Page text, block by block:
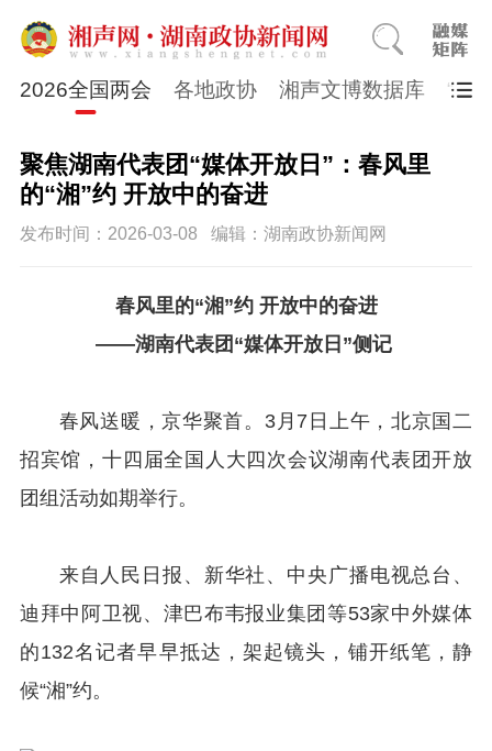
2026全国两会 各地政协 湘声文博数据库 “四
聚焦湖南代表团“媒体开放日”：春风里
的“湘”约 开放中的奋进
发布时间：2026-03-08 编辑：湖南政协新闻网
春风里的“湘”约 开放中的奋进
——湖南代表团“媒体开放日”侧记
春风送暖，京华聚首。3月7日上午，北京国二
招宾馆，十四届全国人大四次会议湖南代表团开放
团组活动如期举行。
来自人民日报、新华社、中央广播电视总台、
迪拜中阿卫视、津巴布韦报业集团等53家中外媒体
的132名记者早早抵达，架起镜头，铺开纸笔，静
候“湘”约。